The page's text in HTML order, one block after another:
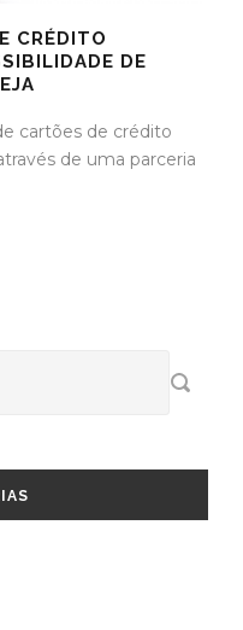
CRÉDITO
DE
cartões de crédito
de uma parceria